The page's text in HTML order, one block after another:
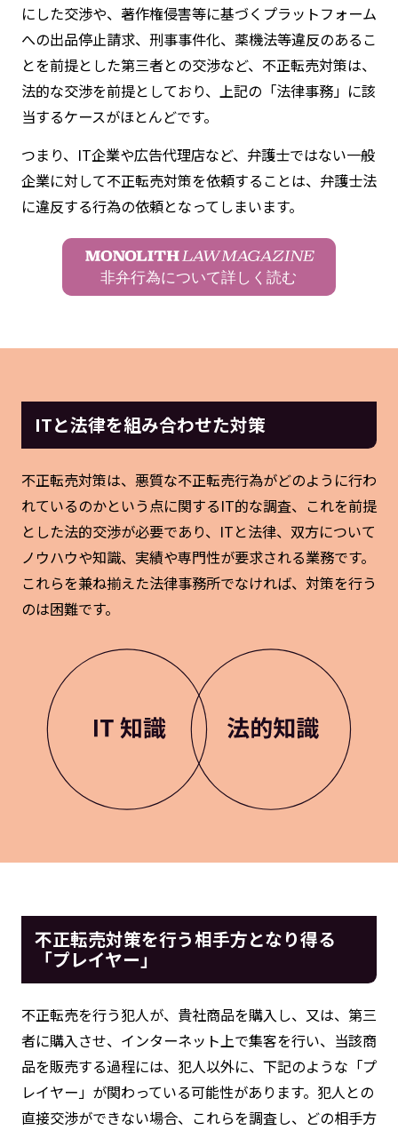
にした交渉や、著作権侵害等に基づくプラットフォーム
への出品停止請求、刑事事件化、薬機法等違反のあるこ
とを前提とした第三者との交渉など、不正転売対策は、
法的な交渉を前提としており、上記の「法律事務」に該
当するケースがほとんどです。
つまり、IT企業や広告代理店など、弁護士ではない一般
企業に対して不正転売対策を依頼することは、弁護士法
に違反する行為の依頼となってしまいます。
非弁行為について詳しく読む
ITと法律を組み合わせた対策
不正転売対策は、悪質な不正転売行為がどのように行わ
れているのかという点に関するIT的な調査、これを前提
とした法的交渉が必要であり、ITと法律、双方について
ノウハウや知識、実績や専門性が要求される業務です。
これらを兼ね揃えた法律事務所でなければ、対策を行う
のは困難です。
不正転売対策を行う相手方となり得る
「プレイヤー」
不正転売を行う犯人が、貴社商品を購入し、又は、第三
者に購入させ、インターネット上で集客を行い、当該商
品を販売する過程には、犯人以外に、下記のような「プ
レイヤー」が関わっている可能性があります。犯人との
直接交渉ができない場合、これらを調査し、どの相手方